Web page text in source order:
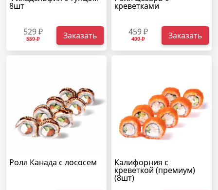
8шт
529 ₽
559 ₽ Заказать
креветками
459 ₽
499 ₽ Заказать
Ролл Канада с лососем Калифорния с
креветкой (премиум)
(8шт)